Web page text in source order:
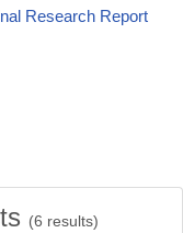
Research Report
(6 results)